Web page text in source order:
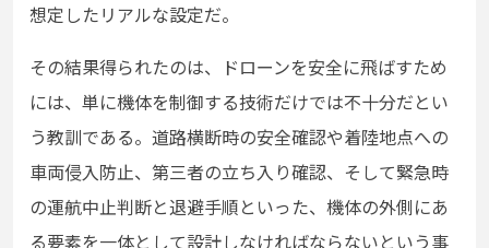
想定したリアルな設定だ。
その結果得られたのは、ドローンを安全に飛ばすため
には、単に機体を制御する技術だけでは不十分だとい
う教訓である。道路横断時の安全確認や着陸地点への
車両侵入防止、第三者の立ち入り確認、そして緊急時
の運航中止判断と退避手順といった、機体の外側にあ
る要素を一体として設計しなければならないという事